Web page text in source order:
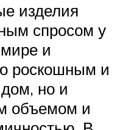
изделия
спросом у
и
роскошным и
но и
объемом и